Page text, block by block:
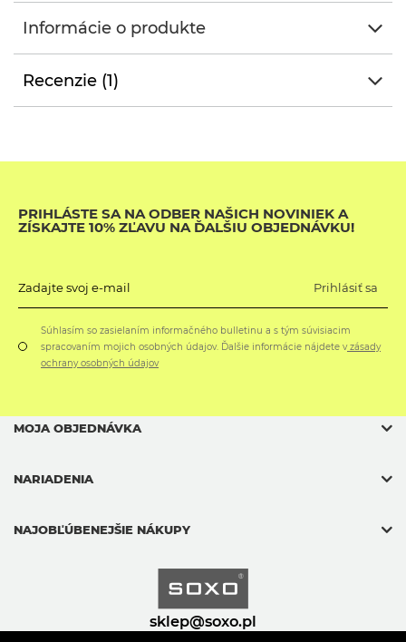
Informácie o produkte
Recenzie (1)
PRIHLÁSTE SA NA ODBER NAŠICH NOVINIEK A
ZÍSKAJTE 10% ZĽAVU NA ĎALŠIU OBJEDNÁVKU!
Zadajte svoj e-mail Prihlásiť sa
Súhlasím so zasielaním informačného bulletinu a s tým súvisiacim
spracovaním mojich osobných údajov. Ďalšie informácie nájdete vzásady
ochrany osobných údajov
sklep@soxo.pl
MOJA OBJEDNÁVKA
NARIADENIA
NAJOBĽÚBENEJŠIE NÁKUPY